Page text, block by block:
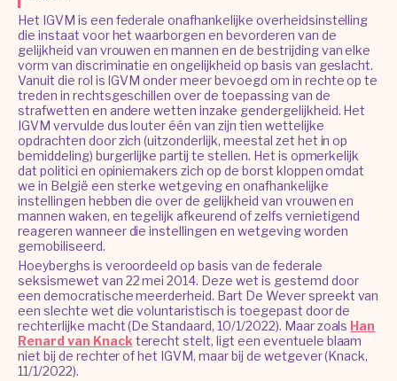
Het IGVM is een federale onafhankelijke overheidsinstelling
die instaat voor het waarborgen en bevorderen van de
gelijkheid van vrouwen en mannen en de bestrijding van elke
vorm van discriminatie en ongelijkheid op basis van geslacht.
Vanuit die rol is IGVM onder meer bevoegd om in rechte op te
treden in rechtsgeschillen over de toepassing van de
strafwetten en andere wetten inzake gendergelijkheid. Het
IGVM vervulde dus louter één van zijn tien wettelijke
opdrachten door zich (uitzonderlijk, meestal zet het in op
bemiddeling) burgerlijke partij te stellen. Het is opmerkelijk
dat politici en opiniemakers zich op de borst kloppen omdat
we in België een sterke wetgeving en onafhankelijke
instellingen hebben die over de gelijkheid van vrouwen en
mannen waken, en tegelijk afkeurend of zelfs vernietigend
reageren wanneer die instellingen en wetgeving worden
gemobiliseerd.
Hoeyberghs is veroordeeld op basis van de federale
seksismewet van 22 mei 2014. Deze wet is gestemd door
een democratische meerderheid. Bart De Wever spreekt van
een slechte wet die voluntaristisch is toegepast door de
rechterlijke macht (De Standaard, 10/1/2022). Maar zoals Han
Renard van Knack terecht stelt, ligt een eventuele blaam
niet bij de rechter of het IGVM, maar bij de wetgever (Knack,
11/1/2022).